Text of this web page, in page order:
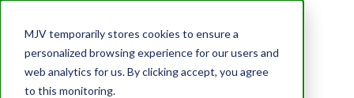
MJV temporarily stores cookies to ensure a
personalized browsing experience for our users and
web analytics for us. By clicking accept, you agree
to this monitoring.